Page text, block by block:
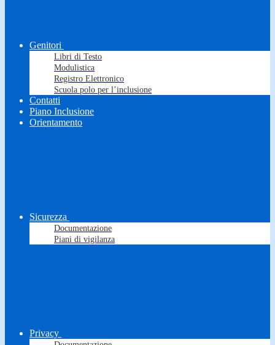
Genitori
Libri di Testo
Modulistica
Registro Elettronico
Scuola polo per l’inclusione
Contatti
Piano Inclusione
Orientamento
Sicurezza
Documentazione
Piani di vigilanza
Privacy